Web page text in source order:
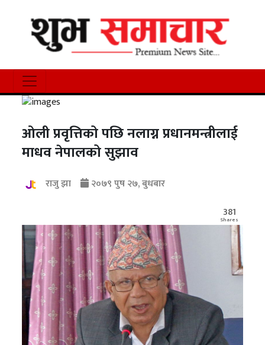
ओली प्रवृत्तिको पछि नलाग्न प्रधानमन्त्रीलाई
माधव नेपालको सुझाव
राजु झा
२०७९ पुष २७, बुधबार
381
Shares